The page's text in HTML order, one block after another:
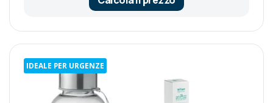
IDEALE PER URGENZE